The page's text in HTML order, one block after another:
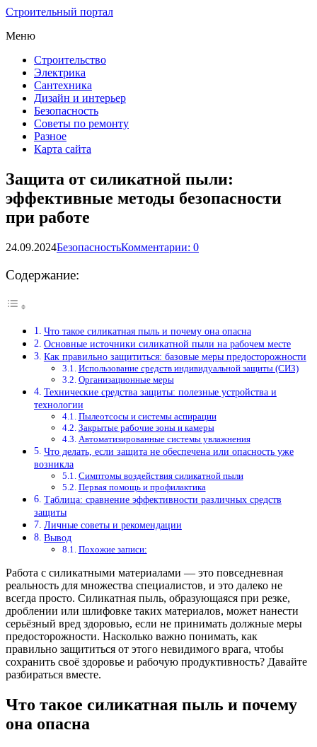
Строительный портал
Меню
Строительство
Электрика
Сантехника
Дизайн и интерьер
Безопасность
Советы по ремонту
Разное
Карта сайта
Защита от силикатной пыли:
эффективные методы безопасности
при работе
24.09.2024БезопасностьКомментарии: 0
Содержание:
Что такое силикатная пыль и почему она опасна
Основные источники силикатной пыли на рабочем месте
Как правильно защититься: базовые меры предосторожности
Использование средств индивидуальной защиты (СИЗ)
Организационные меры
Технические средства защиты: полезные устройства и
технологии
Пылеотсосы и системы аспирации
Закрытые рабочие зоны и камеры
Автоматизированные системы увлажнения
Что делать, если защита не обеспечена или опасность уже
возникла
Симптомы воздействия силикатной пыли
Первая помощь и профилактика
Таблица: сравнение эффективности различных средств
защиты
Личные советы и рекомендации
Вывод
Похожие записи:
Работа с силикатными материалами — это повседневная
реальность для множества специалистов, и это далеко не
всегда просто. Силикатная пыль, образующаяся при резке,
дроблении или шлифовке таких материалов, может нанести
серьёзный вред здоровью, если не принимать должные меры
предосторожности. Насколько важно понимать, как
правильно защититься от этого невидимого врага, чтобы
сохранить своё здоровье и рабочую продуктивность? Давайте
разбираться вместе.
Что такое силикатная пыль и почему
она опасна